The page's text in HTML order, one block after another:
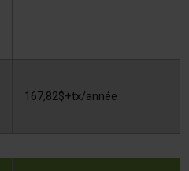
167,82$+tx/année